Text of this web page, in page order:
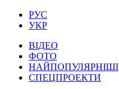
РУС
УКР
ВІДЕО
ФОТО
НАЙПОПУЛЯРНІШІ
СПЕЦПРОЕКТИ